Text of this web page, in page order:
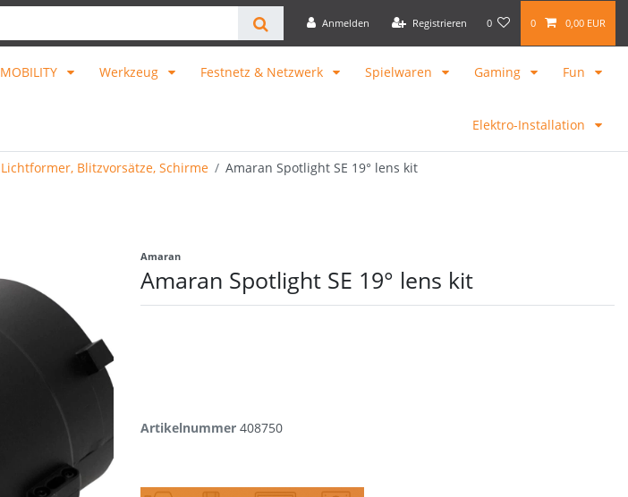
Anmelden Registrieren 0 0 0,00 EUR
MOBILITY Werkzeug Festnetz & Netzwerk Spielwaren Gaming Fun
Elektro-Installation
Lichtformer, Blitzvorsätze, Schirme Amaran Spotlight SE 19° lens kit
Amaran
Amaran Spotlight SE 19° lens kit
Artikelnummer 408750